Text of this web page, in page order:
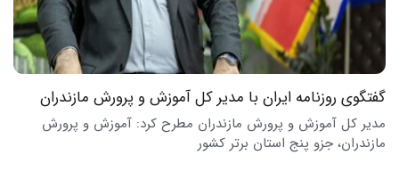
گفتگوی روزنامه ایران با مدیر کل آموزش و پرورش مازندران
مدیر کل آموزش و پرورش مازندران مطرح کرد: آموزش و پرورش
مازندران، جزو پنج استان برتر کشور